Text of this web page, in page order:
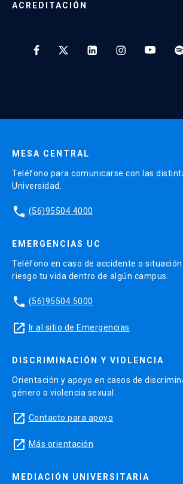
ACREDITACIÓN
MESA CENTRAL
Teléfono para comunicarse con las
Universidad.
phone (56)95504 4000
EMERGENCIAS UC
Teléfono en caso de accidente o
riesgo tu vida dentro de algún campus.
phone (56)95504 5000
launch Ir al sitio de Emergencias
DISCRIMINACIÓN Y VIOLENCIA
Orientación y apoyo en casos de
género o violencia sexual.
launch Contacto para apoyo
launch Más orientación
MEDIACIÓN UNIVERSITARIA